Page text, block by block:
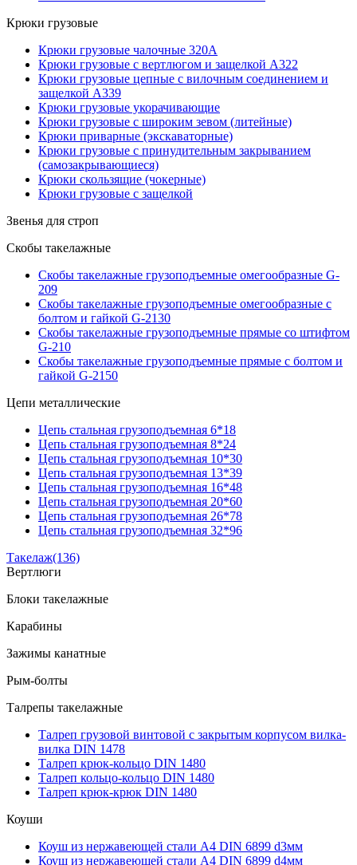
Крюки грузовые
Крюки грузовые чалочные 320А
Крюки грузовые с вертлюгом и защелкой А322
Крюки грузовые цепные с вилочным соединением и
защелкой А339
Крюки грузовые укорачивающие
Крюки грузовые с широким зевом (литейные)
Крюки приварные (экскаваторные)
Крюки грузовые с принудительным закрыванием
(самозакрывающиеся)
Крюки скользящие (чокерные)
Крюки грузовые с защелкой
Звенья для строп
Скобы такелажные
Скобы такелажные грузоподъемные омегообразные G-
209
Скобы такелажные грузоподъемные омегообразные с
болтом и гайкой G-2130
Скобы такелажные грузоподъемные прямые со штифтом
G-210
Скобы такелажные грузоподъемные прямые с болтом и
гайкой G-2150
Цепи металлические
Цепь стальная грузоподъемная 6*18
Цепь стальная грузоподъемная 8*24
Цепь стальная грузоподъемная 10*30
Цепь стальная грузоподъемная 13*39
Цепь стальная грузоподъемная 16*48
Цепь стальная грузоподъемная 20*60
Цепь стальная грузоподъемная 26*78
Цепь стальная грузоподъемная 32*96
Такелаж(136)
Вертлюги
Блоки такелажные
Карабины
Зажимы канатные
Рым-болты
Талрепы такелажные
Талреп грузовой винтовой с закрытым корпусом вилка-
вилка DIN 1478
Талреп крюк-кольцо DIN 1480
Талреп кольцо-кольцо DIN 1480
Талреп крюк-крюк DIN 1480
Коуши
Коуш из нержавеющей стали А4 DIN 6899 d3мм
Коуш из нержавеющей стали А4 DIN 6899 d4мм